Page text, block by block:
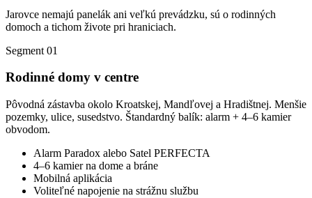
Jarovce nemajú panelák ani veľkú prevádzku, sú o rodinných
domoch a tichom živote pri hraniciach.
Segment 01
Rodinné domy v centre
Pôvodná zástavba okolo Kroatskej, Mandľovej a Hradištnej. Menšie
pozemky, ulice, susedstvo. Štandardný balík: alarm + 4–6 kamier
obvodom.
Alarm Paradox alebo Satel PERFECTA
4–6 kamier na dome a bráne
Mobilná aplikácia
Voliteľné napojenie na strážnu službu